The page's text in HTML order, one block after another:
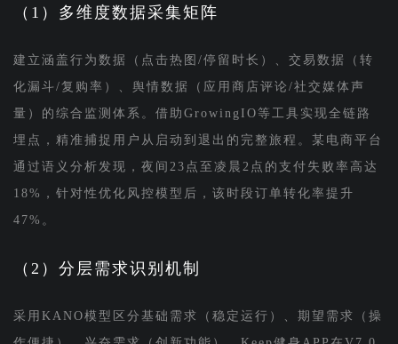
（1）多维度数据采集矩阵
建立涵盖行为数据（点击热图/停留时长）、交易数据（转
化漏斗/复购率）、舆情数据（应用商店评论/社交媒体声
量）的综合监测体系。借助GrowingIO等工具实现全链路
埋点，精准捕捉用户从启动到退出的完整旅程。某电商平台
通过语义分析发现，夜间23点至凌晨2点的支付失败率高达
18%，针对性优化风控模型后，该时段订单转化率提升
47%。
（2）分层需求识别机制
采用KANO模型区分基础需求（稳定运行）、期望需求（操